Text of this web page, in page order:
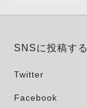
SNSに投稿する
Twitter
Facebook